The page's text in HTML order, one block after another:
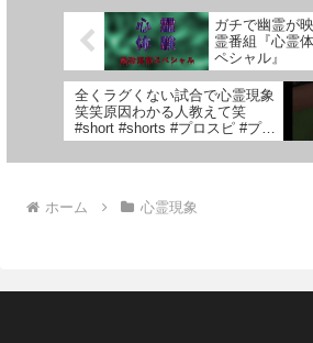
ガチで幽霊が
霊番組『心霊
ペシャル』
全くラグくない試合で心霊現象
笑笑原因わかる人教えて笑
#short #shorts #プロスピ #プロ
スピa #心霊現象
ホーム 心霊現象